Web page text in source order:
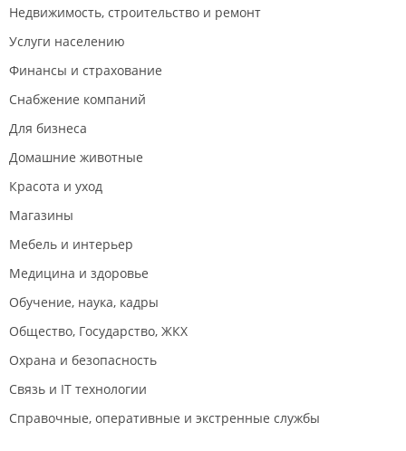
Недвижимость, строительство и ремонт
Услуги населению
Финансы и страхование
Снабжение компаний
Для бизнеса
Домашние животные
Красота и уход
Магазины
Мебель и интерьер
Медицина и здоровье
Обучение, наука, кадры
Общество, Государство, ЖКХ
Охрана и безопасность
Связь и IT технологии
Справочные, оперативные и экстренные службы